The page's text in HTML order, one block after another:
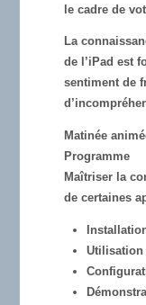
le cadre de
La
de l’iPad est
sentiment de
Matinée
Programme
Maîtriser la
de certaines
Utilisation